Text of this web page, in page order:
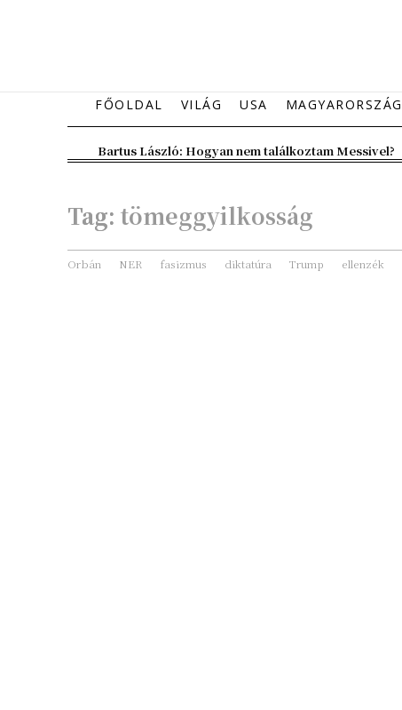
FŐOLDAL VILÁG USA MAGYARORSZÁG
Bartus László: Hogyan nem találkoztam Messivel?
Tag: tömeggyilkosság
Orbán NER fasizmus diktatúra Trump ellenzék